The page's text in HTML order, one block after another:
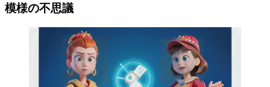
模様の不思議